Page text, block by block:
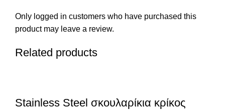
Only logged in customers who have purchased this
product may leave a review.
Related products
Stainless Steel σκουλαρίκια κρίκος